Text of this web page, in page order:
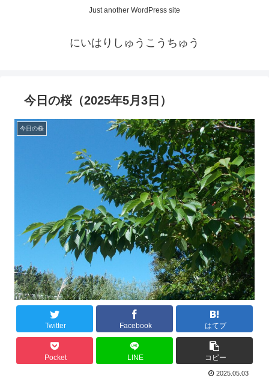
Just another WordPress site
にいはりしゅうこうちゅう
今日の桜（2025年5月3日）
今日の桜
Twitter Facebook はてブ
Pocket LINE コピー
2025.05.03